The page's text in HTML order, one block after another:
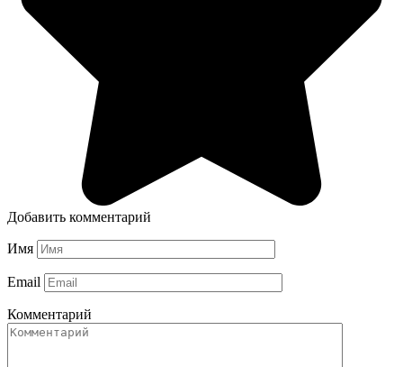
Добавить комментарий
Имя
Email
Комментарий